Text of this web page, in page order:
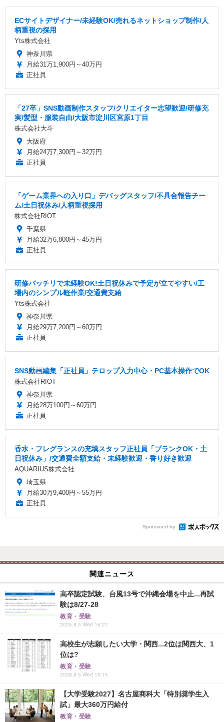
ECサイトデザイナー/未経験OK/売れるネットショップ制作/人
柄重視の採用
Yts株式会社
神奈川県
月給31万1,900円～40万円
正社員
「27卒」SNS動画制作スタッフ/クリエイター志望歓迎/研修充
実/髪型・服装自由/大阪市淀川区宮原1丁目
株式会社大斗
大阪府
月給24万7,300円～32万円
正社員
「ゲーム業界への入り口」デバッグスタッフ/不具合報告チー
ム/土日祝休み/人柄重視採用
株式会社RIOT
千葉県
月給32万6,800円～45万円
正社員
研修バッチリで未経験OK!土日祝休みで予定が立てやすい/工
場内のシンプル軽作業/交通費支給
Yts株式会社
神奈川県
月給29万7,200円～60万円
正社員
SNS動画編集「正社員」テロップ入力中心・PC基本操作でOK
株式会社RIOT
神奈川県
月給28万100円～60万円
正社員
香水・フレグランスの充填スタッフ正社員「ブランクOK・土
日祝休み」/交通費全額支給・未経験歓迎・香り好き歓迎
AQUARIUS株式会社
埼玉県
月給30万9,400円～55万円
正社員
Sponsored by
関連ニュース
高卒認定試験、台風13号で沖縄会場を中止...再試
験は8/27-28
教育・受験
2026.8.5 Wed 16:27
高校生が志願したい大学・関西...2位は関西大、1
位は?
教育・受験
2026.8.5 Wed 15:15
【大学受験2027】名古屋商科大「特別奨学生入
試」最大360万円給付
教育・受験